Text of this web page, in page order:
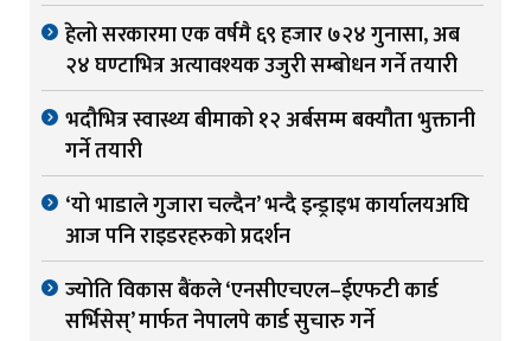
हेलो सरकारमा एक वर्षमै ६९ हजार ७२४ गुनासा, अब
२४ घण्टाभित्र अत्यावश्यक उजुरी सम्बोधन गर्ने तयारी
भदौभित्र स्वास्थ्य बीमाको १२ अर्बसम्म बक्यौता भुक्तानी
गर्ने तयारी
‘यो भाडाले गुजारा चल्दैन’ भन्दै इन्ड्राइभ कार्यालयअघि
आज पनि राइडरहरुको प्रदर्शन
ज्योति विकास बैंकले ‘एनसीएचएल–ईएफटी कार्ड
सर्भिसेस्’ मार्फत नेपालपे कार्ड सुचारु गर्ने